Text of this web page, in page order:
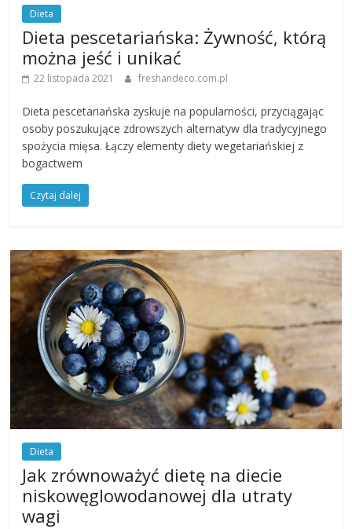
Dieta
Dieta pescetariańska: Żywność, którą
można jeść i unikać
22 listopada 2021 freshandeco.com.pl
Dieta pescetariańska zyskuje na popularności, przyciągając
osoby poszukujące zdrowszych alternatyw dla tradycyjnego
spożycia mięsa. Łączy elementy diety wegetariańskiej z
bogactwem
Czytaj dalej
Dieta
Jak zrównoważyć dietę na diecie
niskowęglowodanowej dla utraty
wagi